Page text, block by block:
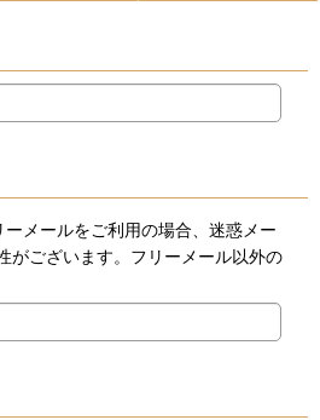
メールをご利用の場合、迷惑メー
がございます。フリーメール以外の